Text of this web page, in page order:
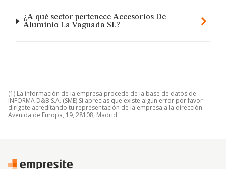
¿A qué sector pertenece Accesorios De
Aluminio La Vaguada Sl.?
(1) La información de la empresa procede de la base de datos de
INFORMA D&B S.A. (SME) Si aprecias que existe algún error por favor
dirígete acreditando tu representación de la empresa a la dirección
Avenida de Europa, 19, 28108, Madrid.